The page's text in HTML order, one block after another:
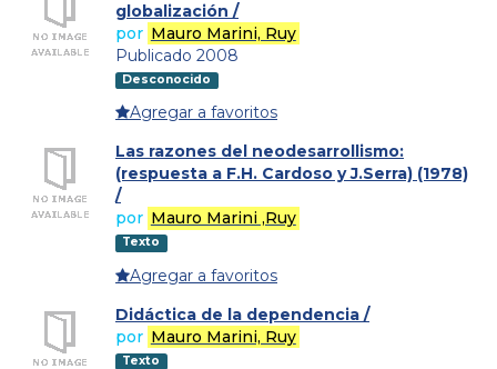
globalización /
por Mauro Marini, Ruy
Publicado 2008
Desconocido
Agregar a favoritos
Las razones del neodesarrollismo:
(respuesta a F.H. Cardoso y J.Serra) (1978)
/
por Mauro Marini ,Ruy
Texto
Agregar a favoritos
Didáctica de la dependencia /
por Mauro Marini, Ruy
Texto